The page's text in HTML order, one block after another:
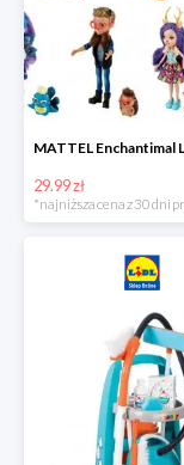
29.99 zł